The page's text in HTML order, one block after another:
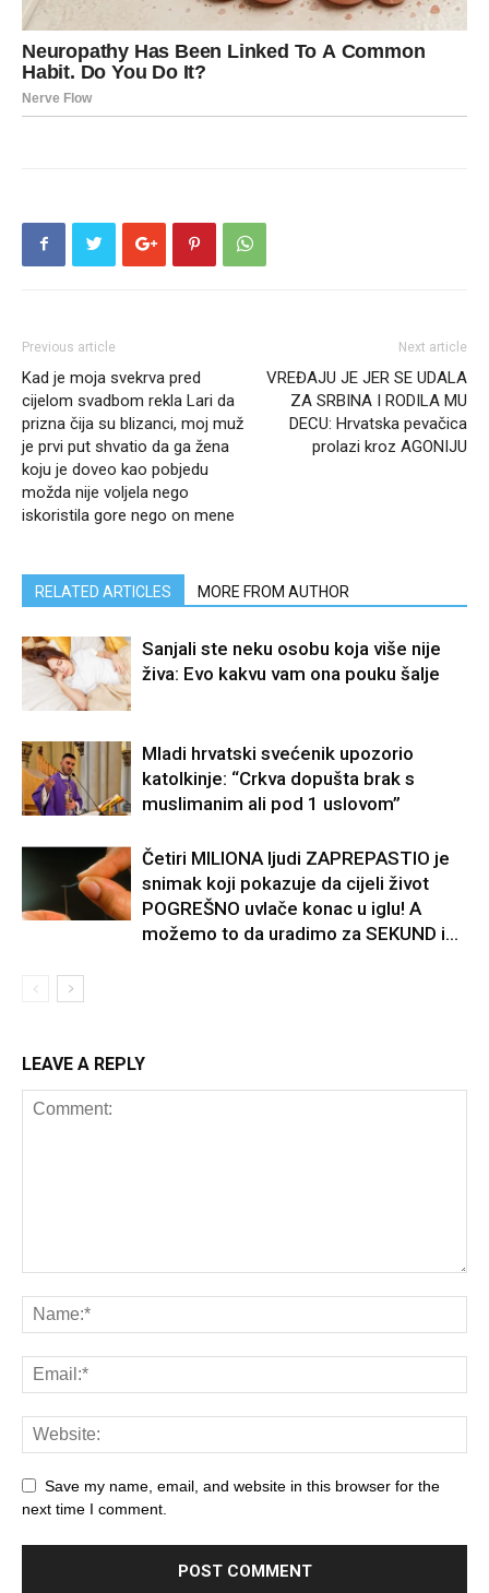
Previous article
Kad je moja svekrva pred
cijelom svadbom rekla Lari da
prizna čija su blizanci, moj muž
je prvi put shvatio da ga žena
koju je doveo kao pobjedu
možda nije voljela nego
iskoristila gore nego on mene
Next article
VREĐAJU JE JER SE UDALA
ZA SRBINA I RODILA MU
DECU: Hrvatska pevačica
prolazi kroz AGONIJU
RELATED ARTICLES MORE FROM AUTHOR
Sanjali ste neku osobu koja više nije
živa: Evo kakvu vam ona pouku šalje
Mladi hrvatski svećenik upozorio
katolkinje: “Crkva dopušta brak s
muslimanim ali pod 1 uslovom”
Četiri MILIONA ljudi ZAPREPASTIO je
snimak koji pokazuje da cijeli život
POGREŠNO uvlače konac u iglu! A
možemo to da uradimo za SEKUND i...
LEAVE A REPLY
Save my name, email, and website in this browser for the
next time I comment.